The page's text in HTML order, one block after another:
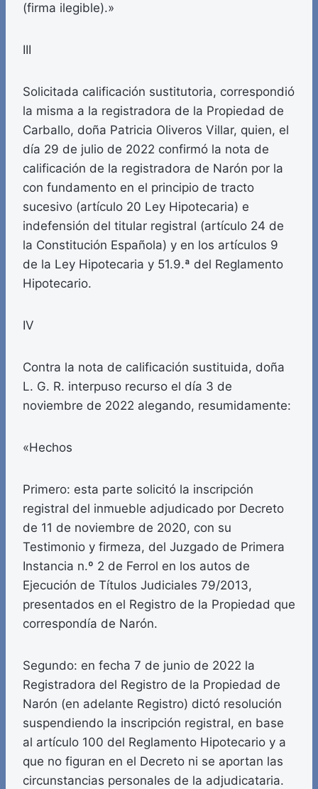
(firma ilegible).»
III
Solicitada calificación sustitutoria, correspondió
la misma a la registradora de la Propiedad de
Carballo, doña Patricia Oliveros Villar, quien, el
día 29 de julio de 2022 confirmó la nota de
calificación de la registradora de Narón por la
con fundamento en el principio de tracto
sucesivo (artículo 20 Ley Hipotecaria) e
indefensión del titular registral (artículo 24 de
la Constitución Española) y en los artículos 9
de la Ley Hipotecaria y 51.9.ª del Reglamento
Hipotecario.
IV
Contra la nota de calificación sustituida, doña
L. G. R. interpuso recurso el día 3 de
noviembre de 2022 alegando, resumidamente:
«Hechos
Primero: esta parte solicitó la inscripción
registral del inmueble adjudicado por Decreto
de 11 de noviembre de 2020, con su
Testimonio y firmeza, del Juzgado de Primera
Instancia n.º 2 de Ferrol en los autos de
Ejecución de Títulos Judiciales 79/2013,
presentados en el Registro de la Propiedad que
correspondía de Narón.
Segundo: en fecha 7 de junio de 2022 la
Registradora del Registro de la Propiedad de
Narón (en adelante Registro) dictó resolución
suspendiendo la inscripción registral, en base
al artículo 100 del Reglamento Hipotecario y a
que no figuran en el Decreto ni se aportan las
circunstancias personales de la adjudicataria.